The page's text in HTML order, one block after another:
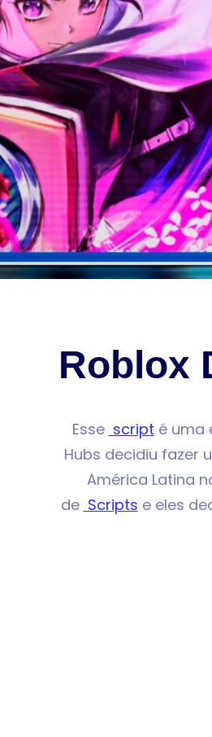
Roblox
Esse script é uma
Hubs decidiu fazer
América Latina
de Scripts e eles